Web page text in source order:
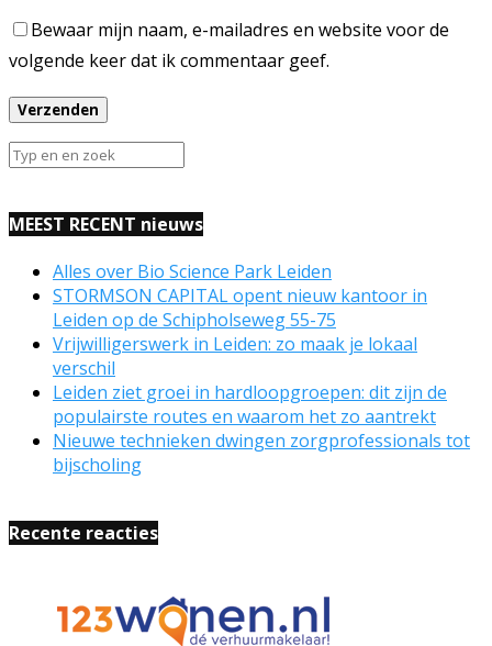
Bewaar mijn naam, e-mailadres en website voor de
volgende keer dat ik commentaar geef.
MEEST RECENT nieuws
Alles over Bio Science Park Leiden
STORMSON CAPITAL opent nieuw kantoor in
Leiden op de Schipholseweg 55-75
Vrijwilligerswerk in Leiden: zo maak je lokaal
verschil
Leiden ziet groei in hardloopgroepen: dit zijn de
populairste routes en waarom het zo aantrekt
Nieuwe technieken dwingen zorgprofessionals tot
bijscholing
Recente reacties